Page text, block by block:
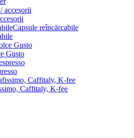
Capsule reîncărcabile
Gusto
Caffitaly, K-fee